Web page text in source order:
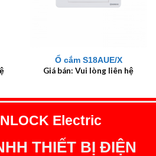
Ổ cắm S18AUE/X
Giá bán: Vui lòng liên hệ
Electric
THIẾT BỊ ĐIỆN